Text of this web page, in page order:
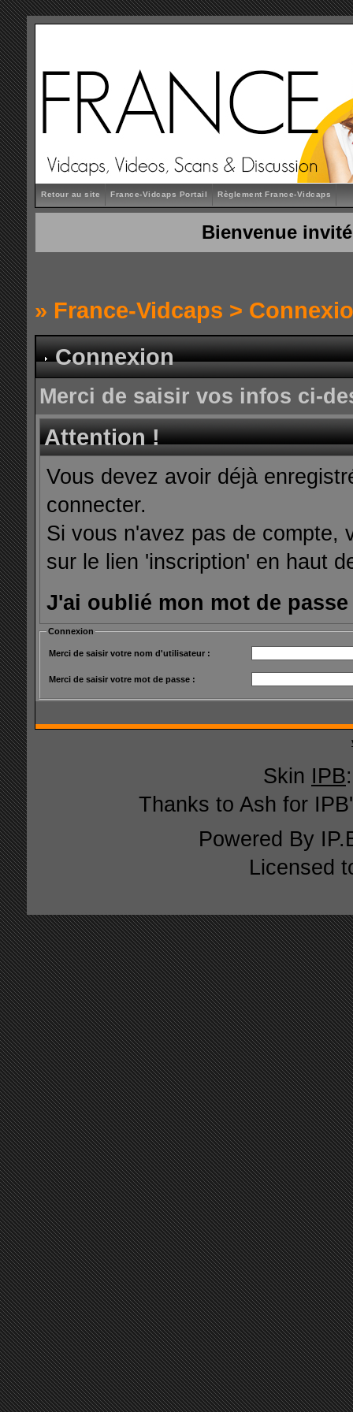
Retour au site France-Vidcaps Portail Règlement France-Vidcaps
Bienvenue invité
» France-Vidcaps >
Connexion
Merci de saisir vos infos ci-
Attention !
Vous devez avoir déjà
connecter.
Si vous n'avez pas de compte,
sur le lien 'inscription' en haut
J'ai oublié mon mot de
Connexion
Merci de saisir votre nom d'utilisateur :
Merci de saisir votre mot de passe :
Skin IPB
Thanks to Ash for
Powered By
Licensed